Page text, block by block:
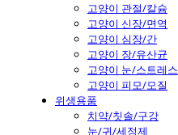
고양이 관절/칼슘
고양이 신장/면역
고양이 심장/간
고양이 장/유산균
고양이 눈/스트레스
고양이 피모/모질
위생용품
치약/칫솔/구강
눈/귀/세정제